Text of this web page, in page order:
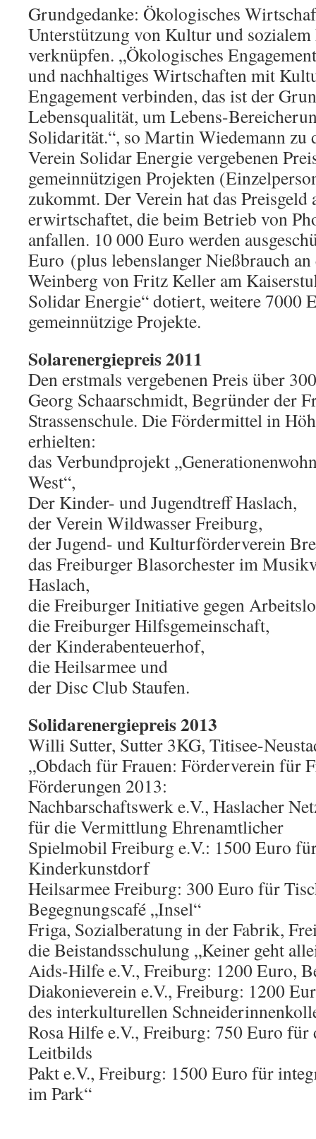
Grundgedanke: Ökologisches
Unterstützung von Kultur und sozialem
verknüpfen. „Ökologisches
und nachhaltiges Wirtschaften mit
Engagement verbinden, das ist der
Lebensqualität, um Lebens-
Solidarität.“, so Martin Wiedemann zu
Verein Solidar Energie vergebenen
gemeinnützigen Projekten
zukommt. Der Verein hat das Preisgeld
erwirtschaftet, die beim Betrieb von
anfallen. 10 000 Euro werden
Euro (plus lebenslanger Nießbrauch
Weinberg von Fritz Keller am
Solidar Energie“ dotiert, weitere 7000
gemeinnützige Projekte.
Solarenergiepreis 2011
Den erstmals vergebenen Preis über
Georg Schaarschmidt, Begründer der
Strassenschule. Die Fördermittel in
erhielten:
das Verbundprojekt
West“,
Der Kinder- und Jugendtreff Haslach,
der Verein Wildwasser Freiburg,
der Jugend- und Kulturförderverein
das Freiburger Blasorchester im
Haslach,
die Freiburger Initiative gegen
die Freiburger Hilfsgemeinschaft,
der Kinderabenteuerhof,
die Heilsarmee und
der Disc Club Staufen.
Solidarenergiepreis 2013
Willi Sutter, Sutter 3KG, Titisee-
„Obdach für Frauen: Förderverein für
Förderungen 2013:
Nachbarschaftswerk e.V., Haslacher
für die Vermittlung Ehrenamtlicher
Spielmobil Freiburg e.V.: 1500 Euro
Kinderkunstdorf
Heilsarmee Freiburg: 300 Euro für
Begegnungscafé „Insel“
Friga, Sozialberatung in der Fabrik,
die Beistandsschulung „Keiner geht
Aids-Hilfe e.V., Freiburg: 1200 Euro,
Diakonieverein e.V., Freiburg: 1200
des interkulturellen
Rosa Hilfe e.V., Freiburg: 750 Euro
Leitbilds
Pakt e.V., Freiburg: 1500 Euro für
im Park“